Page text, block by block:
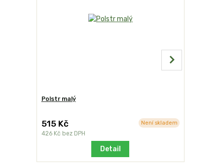
Polstr malý
515 Kč
426 Kč bez DPH
Není skladem
Detail